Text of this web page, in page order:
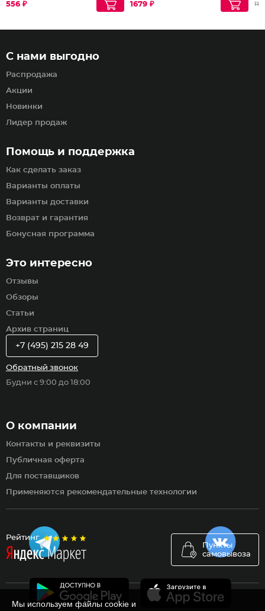
556 ₽ 1679 ₽
Рейтинг
Пункты
самовывоза
Помощь и поддержка
Как сделать заказ
Варианты оплаты
Варианты доставки
Возврат и гарантия
Бонусная программа
С нами выгодно
Распродажа
Акции
Новинки
Лидер продаж
Это интересно
Отзывы
Обзоры
Статьи
Архив страниц
О компании
Контакты и реквизиты
Публичная оферта
Для поставщиков
Применяются рекомендательные технологии
+7 (495) 215 28 49
Обратный звонок
Будни с 9:00 до 18:00
Мы используем файлы cookie и